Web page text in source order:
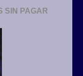
SIN PAGAR